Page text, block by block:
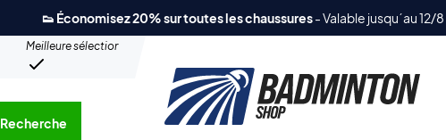
👟 Économisez 20% sur toutes les chaussures-Valable jusqu´au 12/8
Meilleure sélection
Recherche